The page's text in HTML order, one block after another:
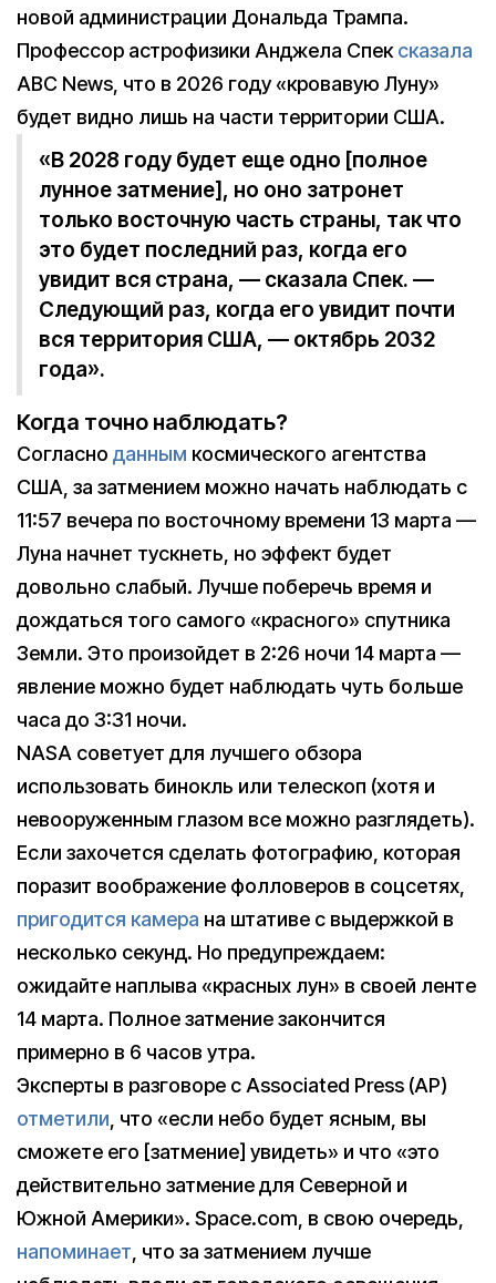
новой администрации Дональда Трампа.
Профессор астрофизики Анджела Спексказала
ABC News, что в 2026 году «кровавую Луну»
будет видно лишь на части территории США.
«В 2028 году будет еще одно [полное
лунное затмение], но оно затронет
только восточную часть страны, так что
это будет последний раз, когда его
увидит вся страна, — сказала Спек. —
Следующий раз, когда его увидит почти
вся территория США, — октябрь 2032
года».
Когда точно наблюдать?
Согласно данным космического агентства
США, за затмением можно начать наблюдать с
11:57 вечера по восточному времени 13 марта —
Луна начнет тускнеть, но эффект будет
довольно слабый. Лучше поберечь время и
дождаться того самого «красного» спутника
Земли. Это произойдет в 2:26 ночи 14 марта —
явление можно будет наблюдать чуть больше
часа до 3:31 ночи.
NASA советует для лучшего обзора
использовать бинокль или телескоп (хотя и
невооруженным глазом все можно разглядеть).
Если захочется сделать фотографию, которая
поразит воображение фолловеров в соцсетях,
пригодится камера на штативе с выдержкой в
несколько секунд. Но предупреждаем:
ожидайте наплыва «красных лун» в своей ленте
14 марта. Полное затмение закончится
примерно в 6 часов утра.
Эксперты в разговоре с Associated Press (AP)
отметили, что «если небо будет ясным, вы
сможете его [затмение] увидеть» и что «это
действительно затмение для Северной и
Южной Америки». Space.com, в свою очередь,
напоминает, что за затмением лучше